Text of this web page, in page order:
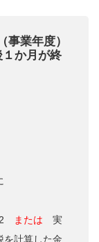
事業年度）
か月が終
または 実
を計算した金